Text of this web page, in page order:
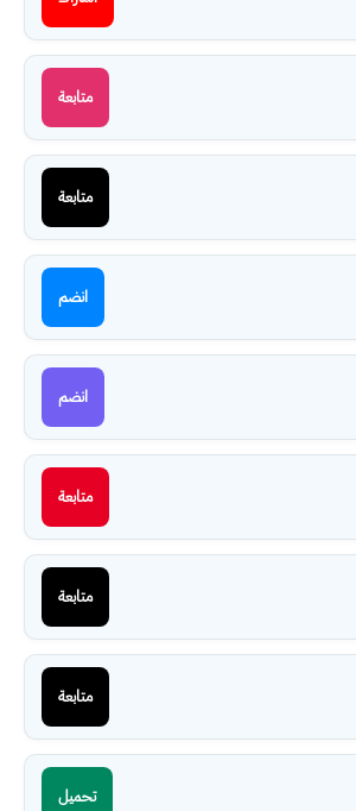
متابعة
متابعة
انضم
انضم
متابعة
متابعة
متابعة
تحميل